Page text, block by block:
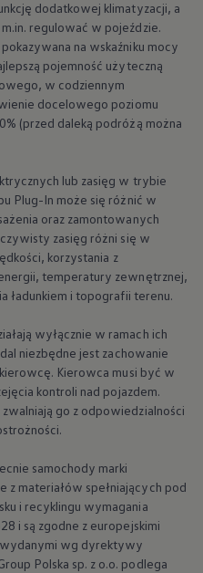
dodatkowej klimatyzacji, a
regulować w pojeździe.
na wskaźniku mocy
pojemność użyteczną
w codziennym
docelowego poziomu
(przed daleką podróżą można
lub zasięg w trybie
Plug-In może się różnić w
oraz zamontowanych
zasięg różni się w
korzystania z
temperatury zewnętrznej,
ładunkiem i topografii terenu.
wyłącznie w ramach ich
niezbędne jest zachowanie
Kierowca musi być w
kontroli nad pojazdem.
go z odpowiedzialności
samochody marki
z materiałów spełniających pod
i recyklingu wymagania
i są zgodne z europejskimi
wg dyrektywy
Polska sp. z o.o. podlega